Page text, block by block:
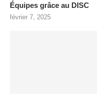
Équipes grâce au DISC
février 7, 2025